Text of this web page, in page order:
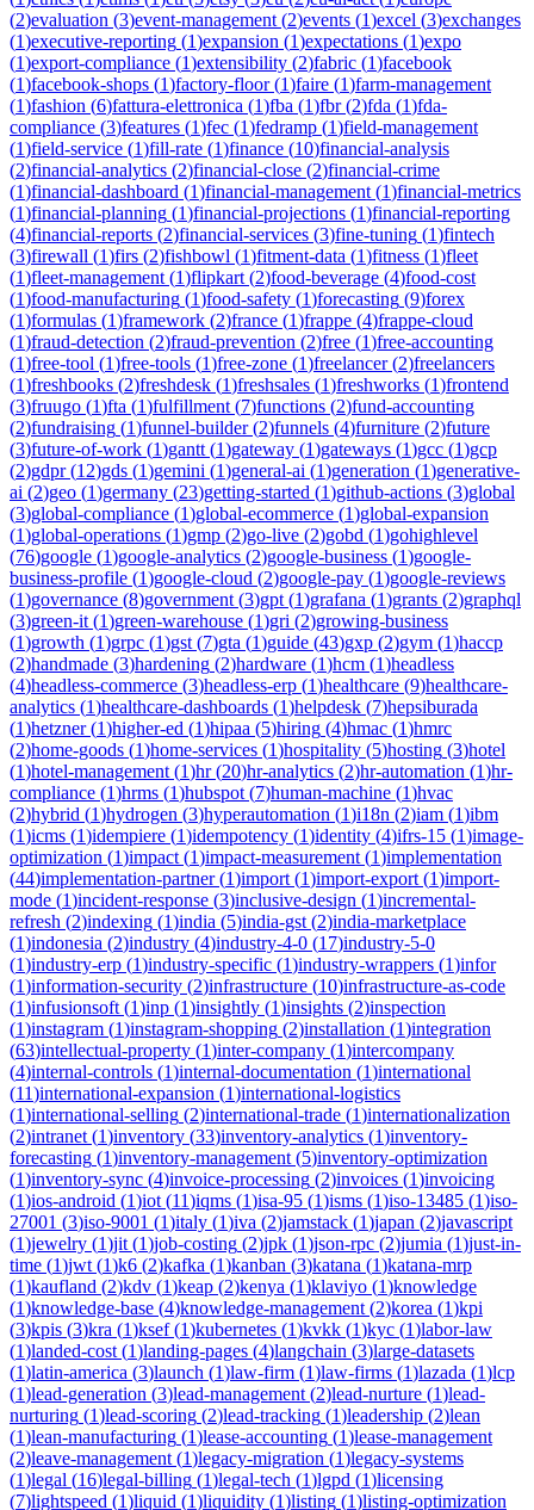
(2)evaluation (3)event-management (2)events (1)excel (3)exchanges
(1)executive-reporting (1)expansion (1)expectations (1)expo
(1)export-compliance (1)extensibility (2)fabric (1)facebook
(1)facebook-shops (1)factory-floor(1)faire (1)farm-management
(1)fashion (6)fattura-elettronica (1)fba (1)fbr(2)fda (1)fda-
compliance (3)features (1)fec (1)fedramp (1)field-management
(1)field-service (1)fill-rate (1)finance (10)financial-analysis
(2)financial-analytics (2)financial-close (2)financial-crime
(1)financial-dashboard (1)financial-management (1)financial-metrics
(1)financial-planning (1)financial-projections (1)financial-reporting
(4)financial-reports (2)financial-services (3)fine-tuning (1)fintech
(3)firewall (1)firs (2)fishbowl (1)fitment-data (1)fitness (1)fleet
(1)fleet-management (1)flipkart (2)food-beverage (4)food-cost
(1)food-manufacturing (1)food-safety (1)forecasting (9)forex
(1)formulas (1)framework (2)france (1)frappe (4)frappe-cloud
(1)fraud-detection (2)fraud-prevention (2)free (1)free-accounting
(1)free-tool (1)free-tools (1)free-zone (1)freelancer(2)freelancers
(1)freshbooks (2)freshdesk (1)freshsales (1)freshworks (1)frontend
(3)fruugo (1)fta (1)fulfillment (7)functions (2)fund-accounting
(2)fundraising (1)funnel-builder(2)funnels (4)furniture (2)future
(3)future-of-work (1)gantt (1)gateway (1)gateways (1)gcc (1)gcp
(2)gdpr(12)gds (1)gemini (1)general-ai (1)generation (1)generative-
ai (2)geo (1)germany (23)getting-started (1)github-actions (3)global
(3)global-compliance (1)global-ecommerce (1)global-expansion
(1)global-operations (1)gmp (2)go-live (2)gobd (1)gohighlevel
(76)google (1)google-analytics (2)google-business (1)google-
business-profile (1)google-cloud (2)google-pay (1)google-reviews
(1)governance (8)government (3)gpt (1)grafana (1)grants (2)graphql
(3)green-it (1)green-warehouse (1)gri (2)growing-business
(1)growth (1)grpc (1)gst (7)gta (1)guide (43)gxp (2)gym (1)haccp
(2)handmade (3)hardening (2)hardware (1)hcm (1)headless
(4)headless-commerce (3)headless-erp (1)healthcare (9)healthcare-
analytics (1)healthcare-dashboards (1)helpdesk (7)hepsiburada
(1)hetzner(1)higher-ed (1)hipaa (5)hiring (4)hmac (1)hmrc
(2)home-goods (1)home-services (1)hospitality (5)hosting (3)hotel
(1)hotel-management (1)hr(20)hr-analytics (2)hr-automation (1)hr-
compliance (1)hrms (1)hubspot (7)human-machine (1)hvac
(2)hybrid (1)hydrogen (3)hyperautomation (1)i18n (2)iam (1)ibm
(1)icms (1)idempiere (1)idempotency (1)identity (4)ifrs-15 (1)image-
optimization (1)impact (1)impact-measurement (1)implementation
(44)implementation-partner(1)import (1)import-export (1)import-
mode (1)incident-response (3)inclusive-design (1)incremental-
refresh (2)indexing (1)india (5)india-gst (2)india-marketplace
(1)indonesia (2)industry (4)industry-4-0 (17)industry-5-0
(1)industry-erp (1)industry-specific (1)industry-wrappers (1)infor
(1)information-security (2)infrastructure (10)infrastructure-as-code
(1)infusionsoft (1)inp (1)insightly (1)insights (2)inspection
(1)instagram (1)instagram-shopping (2)installation (1)integration
(63)intellectual-property (1)inter-company (1)intercompany
(4)internal-controls (1)internal-documentation (1)international
(11)international-expansion (1)international-logistics
(1)international-selling (2)international-trade (1)internationalization
(2)intranet (1)inventory (33)inventory-analytics (1)inventory-
forecasting (1)inventory-management (5)inventory-optimization
(1)inventory-sync (4)invoice-processing (2)invoices (1)invoicing
(1)ios-android (1)iot (11)iqms (1)isa-95 (1)isms (1)iso-13485 (1)iso-
27001 (3)iso-9001 (1)italy (1)iva (2)jamstack (1)japan (2)javascript
(1)jewelry (1)jit (1)job-costing (2)jpk (1)json-rpc (2)jumia (1)just-in-
time (1)jwt (1)k6 (2)kafka (1)kanban (3)katana (1)katana-mrp
(1)kaufland (2)kdv (1)keap (2)kenya (1)klaviyo (1)knowledge
(1)knowledge-base (4)knowledge-management (2)korea (1)kpi
(3)kpis (3)kra (1)ksef(1)kubernetes (1)kvkk (1)kyc (1)labor-law
(1)landed-cost (1)landing-pages (4)langchain (3)large-datasets
(1)latin-america (3)launch (1)law-firm (1)law-firms (1)lazada (1)lcp
(1)lead-generation (3)lead-management (2)lead-nurture (1)lead-
nurturing (1)lead-scoring (2)lead-tracking (1)leadership (2)lean
(1)lean-manufacturing (1)lease-accounting (1)lease-management
(2)leave-management (1)legacy-migration (1)legacy-systems
(1)legal (16)legal-billing (1)legal-tech (1)lgpd (1)licensing
(7)lightspeed (1)liquid (1)liquidity (1)listing (1)listing-optimization